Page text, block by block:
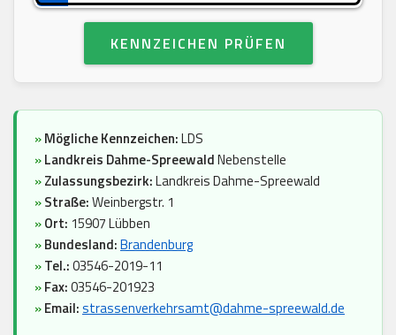
KENNZEICHEN PRÜFEN
»Mögliche Kennzeichen:LDS
»Landkreis Dahme-SpreewaldNebenstelle
»Zulassungsbezirk:Landkreis Dahme-Spreewald
»Straße:Weinbergstr. 1
»Ort: 15907 Lübben
»Bundesland:Brandenburg
»Tel.:03546-2019-11
»Fax:03546-201923
»Email:strassenverkehrsamt@dahme-spreewald.de